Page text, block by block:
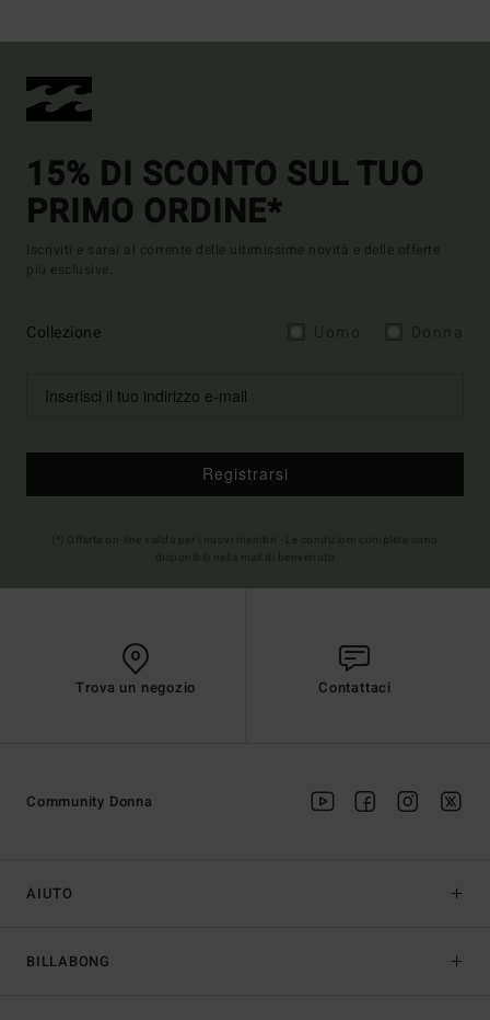
15% DI SCONTO SUL TUO
PRIMO ORDINE*
Iscriviti e sarai al corrente delle ultimissime novità e delle offerte
più esclusive.
Collezione
Registrarsi
Trova un negozio Contattaci
AIUTO
BILLABONG
Community Donna